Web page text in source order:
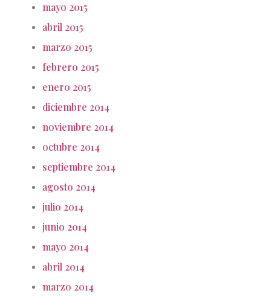
mayo 2015
abril 2015
marzo 2015
febrero 2015
enero 2015
diciembre 2014
noviembre 2014
octubre 2014
septiembre 2014
agosto 2014
julio 2014
junio 2014
mayo 2014
abril 2014
marzo 2014